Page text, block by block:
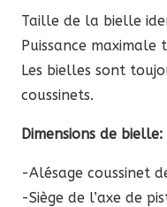
Taille de la bielle
Puissance maximale
Les bielles sont
coussinets.
Dimensions de bielle:
-Alésage coussinet
-Siège de l’axe de